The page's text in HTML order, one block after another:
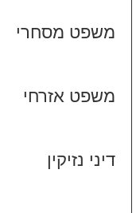
משפט מסחרי
משפט אזרחי
דיני נזיקין